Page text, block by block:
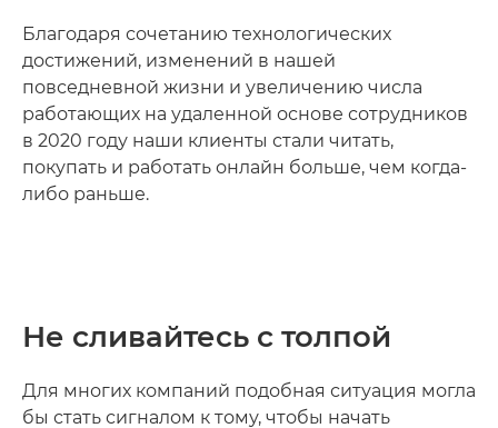
Благодаря сочетанию технологических
достижений, изменений в нашей
повседневной жизни и увеличению числа
работающих на удаленной основе сотрудников
в 2020 году наши клиенты стали читать,
покупать и работать онлайн больше, чем когда-
либо раньше.
Не сливайтесь с толпой
Для многих компаний подобная ситуация могла
бы стать сигналом к тому, чтобы начать